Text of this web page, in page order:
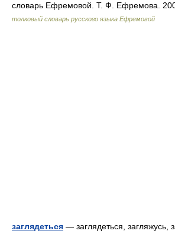
словарь Ефремовой. Т. Ф. Ефремова.
толковый словарь русского языка Ефремовой
заглядеться — заглядеться, загляжусь,